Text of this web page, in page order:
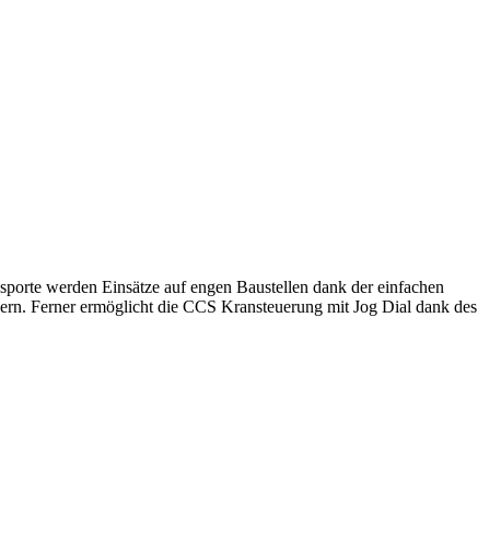
werden Einsätze auf engen Baustellen dank der einfachen
Ferner ermöglicht die CCS Kransteuerung mit Jog Dial dank des